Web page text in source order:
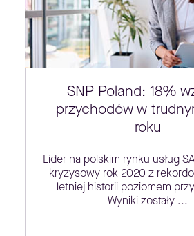
SNP Poland: 18%
przychodów w
roku
Lider na polskim rynku usług
kryzysowy rok 2020 z
letniej historii poziomem
Wyniki zostały ...